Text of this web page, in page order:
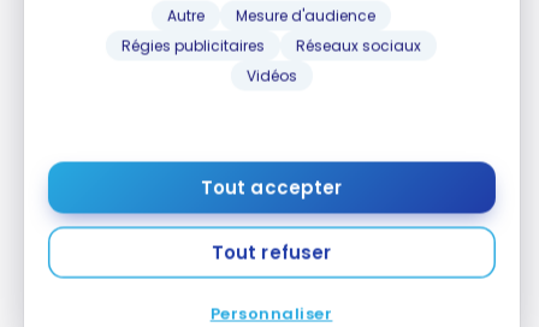
Autre
Mesure d'audience
Régies publicitaires
Réseaux sociaux
Vidéos
Tout accepter
Tout refuser
Personnaliser
point sera important.
Les paliers de distance en milles sont différents en
de chaque zone de voyage (Atlantique,
des voyages entre chaque zone (Atlantique
vers Pacifique, Amérique du Nord vers Amérique
du Sud, etc.)